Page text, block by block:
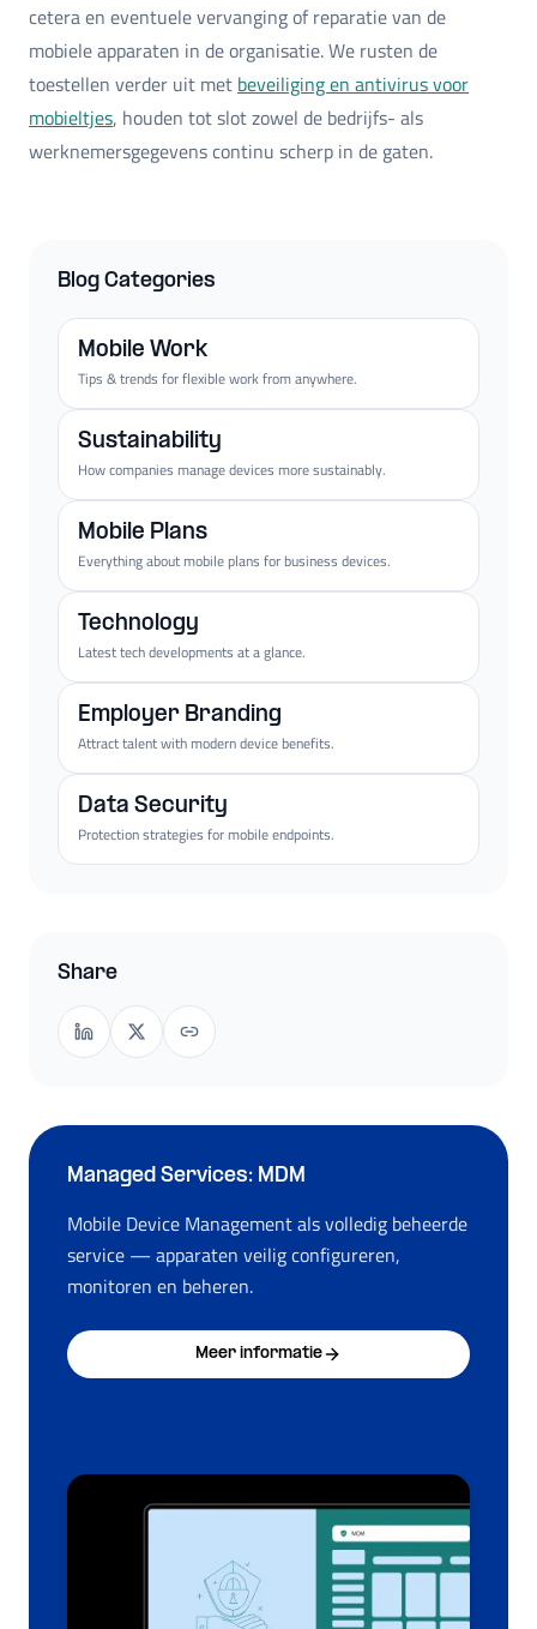
cetera en eventuele vervanging of reparatie van de
mobiele apparaten in de organisatie. We rusten de
toestellen verder uit met beveiliging en antivirus voor
mobieltjes, houden tot slot zowel de bedrijfs- als
werknemersgegevens continu scherp in de gaten.
Blog Categories
Mobile Work
Tips & trends for flexible work from anywhere.
Sustainability
How companies manage devices more sustainably.
Mobile Plans
Everything about mobile plans for business devices.
Technology
Latest tech developments at a glance.
Employer Branding
Attract talent with modern device benefits.
Data Security
Protection strategies for mobile endpoints.
Share
Managed Services: MDM
Mobile Device Management als volledig beheerde
service — apparaten veilig configureren,
monitoren en beheren.
Meer informatie